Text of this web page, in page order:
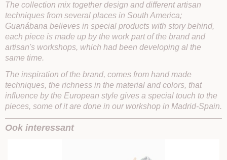
The collection mix together design and different artisan
techniques from several places in South America;
Guanábana believes in special products with story behind,
each piece is made up by the work part of the brand and
artisan's workshops, which had been developing al the
same time.
The inspiration of the brand, comes from hand made
techniques, the richness in the material and colors, that
influence by the European style gives a special touch to the
pieces, some of it are done in our workshop in Madrid-Spain.
Ook interessant